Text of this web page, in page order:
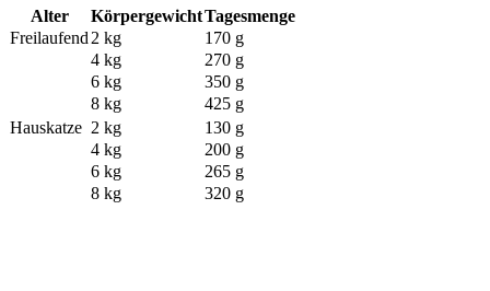
Alter KörpergewichtTagesmenge
Freilaufend 2 kg
170 g
4 kg
270 g
6 kg
350 g
8 kg
425 g
Hauskatze 2 kg
130 g
4 kg
200 g
6 kg
265 g
8 kg
320 g